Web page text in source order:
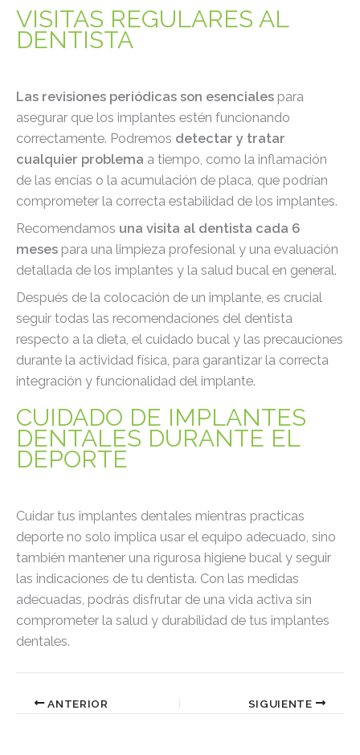
VISITAS REGULARES AL
DENTISTA
Las revisiones periódicas son esenciales para
asegurar que los implantes estén funcionando
correctamente. Podremos detectar y tratar
cualquier problema a tiempo, como la inflamación
de las encías o la acumulación de placa, que podrían
comprometer la correcta estabilidad de los implantes.
Recomendamos una visita al dentista cada 6
meses para una limpieza profesional y una evaluación
detallada de los implantes y la salud bucal en general.
Después de la colocación de un implante, es crucial
seguir todas las recomendaciones del dentista
respecto a la dieta, el cuidado bucal y las precauciones
durante la actividad física, para garantizar la correcta
integración y funcionalidad del implante.
CUIDADO DE IMPLANTES
DENTALES DURANTE EL
DEPORTE
Cuidar tus implantes dentales mientras practicas
deporte no solo implica usar el equipo adecuado, sino
también mantener una rigurosa higiene bucal y seguir
las indicaciones de tu dentista. Con las medidas
adecuadas, podrás disfrutar de una vida activa sin
comprometer la salud y durabilidad de tus implantes
dentales.
ANTERIOR SIGUIENTE